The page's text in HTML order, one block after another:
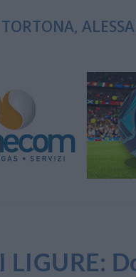
TORTONA,
LIGURE: